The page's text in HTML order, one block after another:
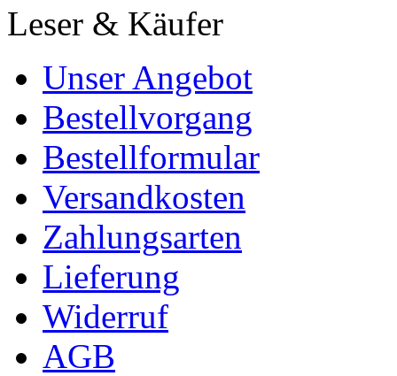
Leser & Käufer
Unser Angebot
Bestellvorgang
Bestellformular
Versandkosten
Zahlungsarten
Lieferung
Widerruf
AGB